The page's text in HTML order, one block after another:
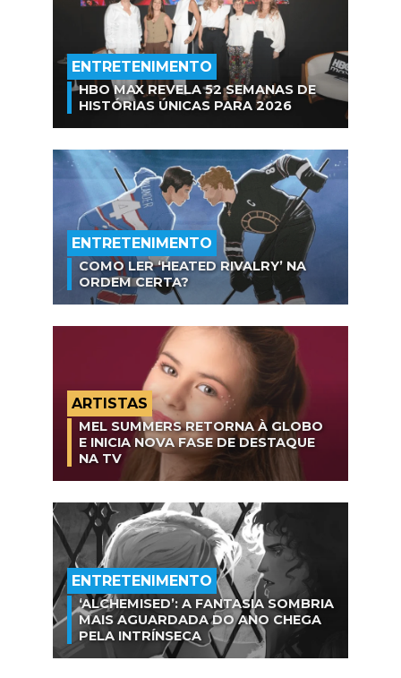
ENTRETENIMENTO
HBO MAX REVELA 52 SEMANAS DE
HISTÓRIAS ÚNICAS PARA 2026
ENTRETENIMENTO
COMO LER ‘HEATED RIVALRY’ NA
ORDEM CERTA?
ARTISTAS
MEL SUMMERS RETORNA À GLOBO
E INICIA NOVA FASE DE DESTAQUE
NA TV
ENTRETENIMENTO
‘ALCHEMISED’: A FANTASIA SOMBRIA
MAIS AGUARDADA DO ANO CHEGA
PELA INTRÍNSECA